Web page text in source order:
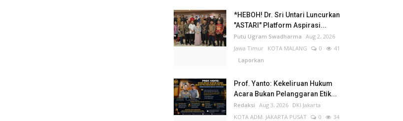
*HEBOH! Dr. Sri Untari Luncurkan
"ASTARI" Platform Aspirasi...
Putu Ugram Swadharma Aug 2, 2026
Jawa Timur KOTA MALANG 0
41
Laporkan
Prof. Yanto: Kekeliruan Hukum
Acara Bukan Pelanggaran Etik...
Redaksi Aug 3, 2026 DKI Jakarta
KOTA ADM. JAKARTA PUSAT
0
34